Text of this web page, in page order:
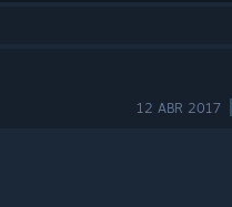
12 ABR 2017